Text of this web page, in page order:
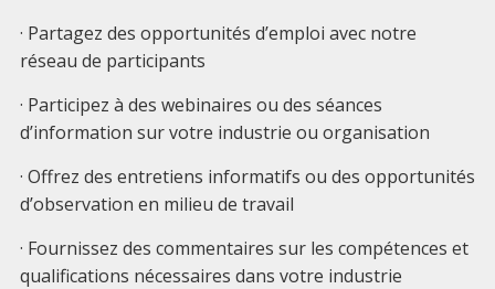
· Partagez des opportunités d’emploi avec notre
réseau de participants
· Participez à des webinaires ou des séances
d’information sur votre industrie ou organisation
· Offrez des entretiens informatifs ou des opportunités
d’observation en milieu de travail
· Fournissez des commentaires sur les compétences et
qualifications nécessaires dans votre industrie